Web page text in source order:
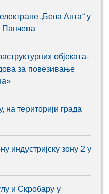
„Бела Анта“ у
Панчева
објеката-
за повезивање
на територији града
индустријску зону 2 у
и Скробару у